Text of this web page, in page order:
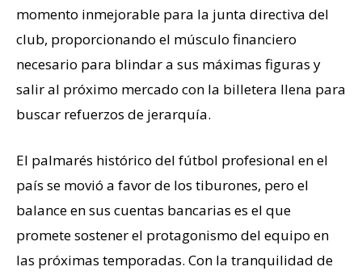
momento inmejorable para la junta directiva del
club, proporcionando el músculo financiero
necesario para blindar a sus máximas figuras y
salir al próximo mercado con la billetera llena para
buscar refuerzos de jerarquía.
El palmarés histórico del fútbol profesional en el
país se movió a favor de los tiburones, pero el
balance en sus cuentas bancarias es el que
promete sostener el protagonismo del equipo en
las próximas temporadas. Con la tranquilidad de